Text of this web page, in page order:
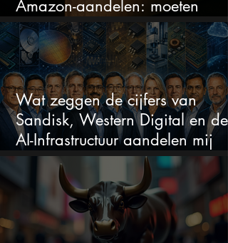
Amazon-aandelen: moeten
beleggers zich zorgen maken?
Wat zeggen de cijfers van
Sandisk, Western Digital en de
AI-Infrastructuur aandelen mij
werkelijk